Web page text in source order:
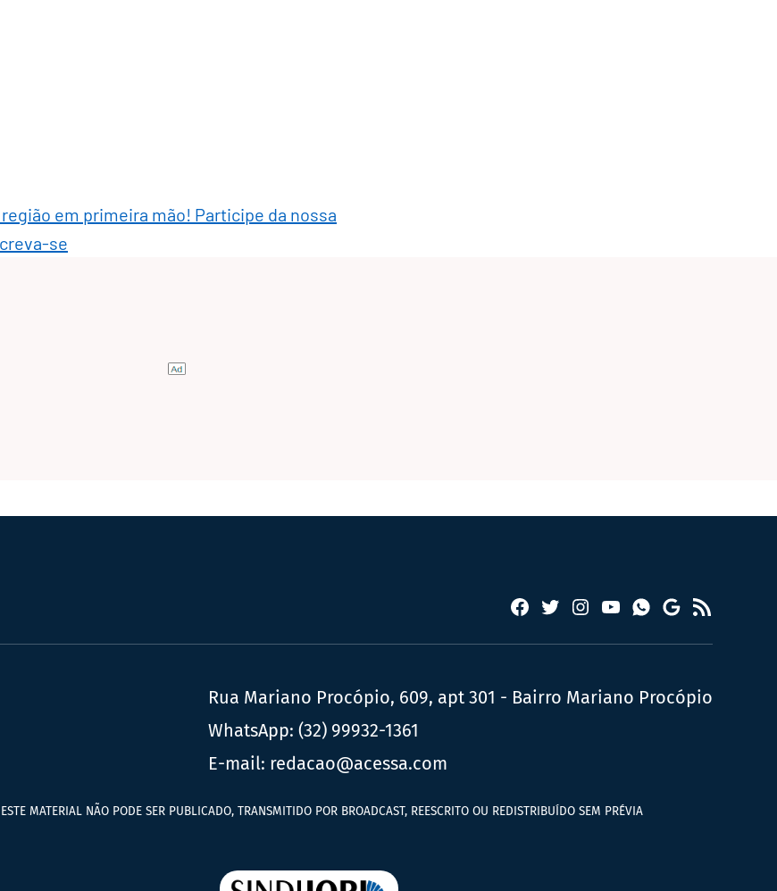
em primeira mão! Participe da nossa
se
Facebook
TwitterInstagram
YouTubeWhatsapp
Google
News
RSS
Rua Mariano Procópio, 609, apt 301 - Bairro Mariano Procópio
WhatsApp: (32) 99932-1361
E-mail: redacao@acessa.com
MATERIAL NÃO PODE SER PUBLICADO, TRANSMITIDO POR BROADCAST, REESCRITO OU REDISTRIBUÍDO SEM PRÉVIA